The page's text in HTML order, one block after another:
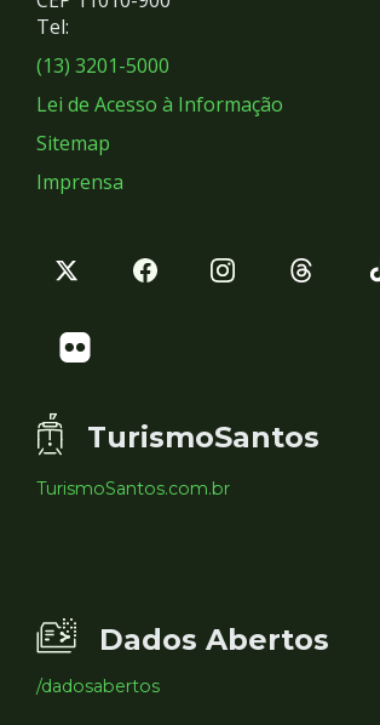
Sociais
Tel:
(13) 3201-5000
Lei de Acesso à Informação
Sitemap
Imprensa
TurismoSantos
TurismoSantos.com.br
Dados Abertos
/dadosabertos